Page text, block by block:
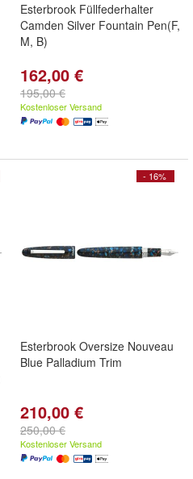
Esterbrook Füllfederhalter
Camden Silver Fountain Pen(F,
M, B)
162,00 €
195,00 €
Kostenloser Versand
- 16%
Esterbrook Oversize Nouveau
Blue Palladium Trim
210,00 €
250,00 €
Kostenloser Versand